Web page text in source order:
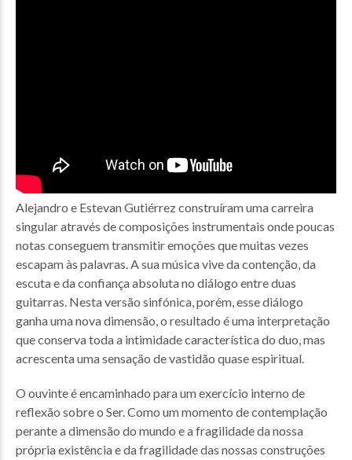
Alejandro e Estevan Gutiérrez construíram uma carreira
singular através de composições instrumentais onde poucas
notas conseguem transmitir emoções que muitas vezes
escapam às palavras. A sua música vive da contenção, da
escuta e da confiança absoluta no diálogo entre duas
guitarras. Nesta versão sinfónica, porém, esse diálogo
ganha uma nova dimensão, o resultado é uma interpretação
que conserva toda a intimidade característica do duo, mas
acrescenta uma sensação de vastidão quase espiritual.
O ouvinte é encaminhado para um exercício interno de
reflexão sobre o Ser. Como um momento de contemplação
perante a dimensão do mundo e a fragilidade da nossa
própria existência e da fragilidade das nossas construções